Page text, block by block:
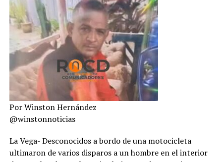
Por Winston Hernández
@winstonnoticias
La Vega- Desconocidos a bordo de una motocicleta
ultimaron de varios disparos a un hombre en el interior